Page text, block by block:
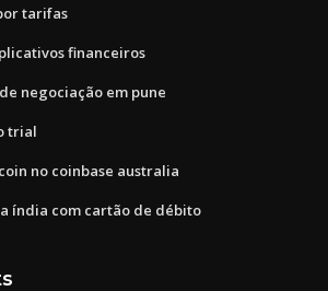
tarifas
financeiros
negociação em pune
trial
no coinbase australia
índia com cartão de débito